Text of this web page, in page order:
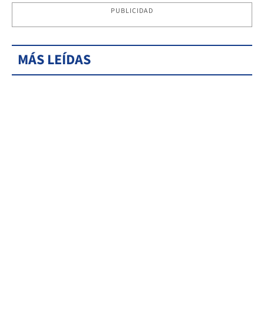
PUBLICIDAD
MÁS LEÍDAS